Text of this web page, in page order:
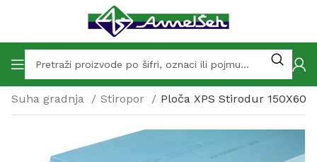
Suha gradnja Stiropor Ploča XPS Stirodur 150X60